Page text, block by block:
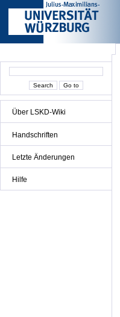
Über LSKD-Wiki
Handschriften
Letzte Änderungen
Hilfe